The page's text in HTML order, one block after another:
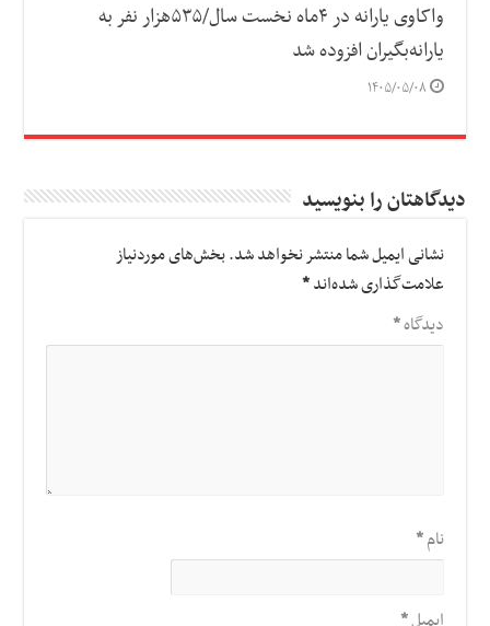
واکاوی یارانه در ۴ماه نخست سال/۵۳۵هزار نفر به
یارانه‌بگیران افزوده شد
۱۴۰۵/۰۵/۰۸
دیدگاهتان را بنویسید
نشانی ایمیل شما منتشر نخواهد شد.بخش‌های موردنیاز
علامت‌گذاری شده‌اند*
دیدگاه*
نام*